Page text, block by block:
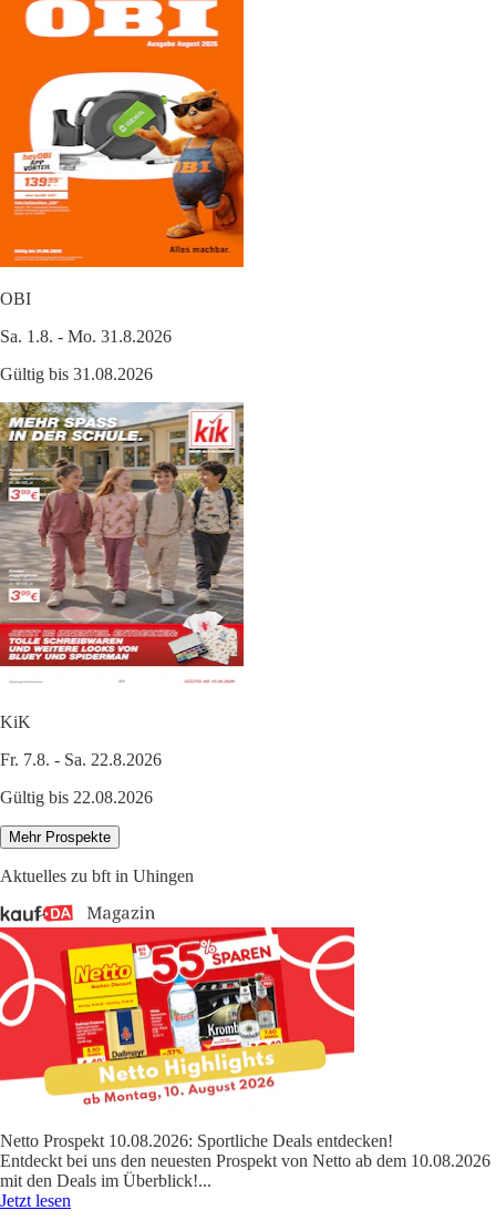
OBI
Sa. 1.8. - Mo. 31.8.2026
Gültig bis 31.08.2026
KiK
Fr. 7.8. - Sa. 22.8.2026
Gültig bis 22.08.2026
Mehr Prospekte
Aktuelles zu bft in Uhingen
Netto Prospekt 10.08.2026: Sportliche Deals entdecken!
Entdeckt bei uns den neuesten Prospekt von Netto ab dem 10.08.2026
mit den Deals im Überblick!...
Jetzt lesen